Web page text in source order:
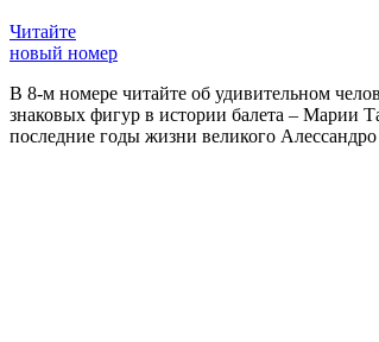
Читайте
новый номер
В 8-м номере читайте об удивительном
знаковых фигур в истории балета – Марии
последние годы жизни великого